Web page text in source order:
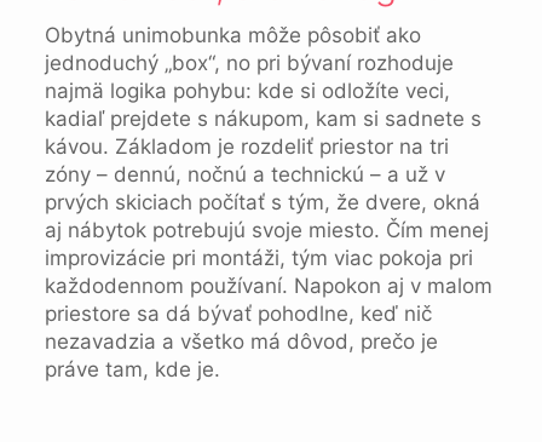
Obytná unimobunka môže pôsobiť ako
jednoduchý „box“, no pri bývaní rozhoduje
najmä logika pohybu: kde si odložíte veci,
kadiaľ prejdete s nákupom, kam si sadnete s
kávou. Základom je rozdeliť priestor na tri
zóny – dennú, nočnú a technickú – a už v
prvých skiciach počítať s tým, že dvere, okná
aj nábytok potrebujú svoje miesto. Čím menej
improvizácie pri montáži, tým viac pokoja pri
každodennom používaní. Napokon aj v malom
priestore sa dá bývať pohodlne, keď nič
nezavadzia a všetko má dôvod, prečo je
práve tam, kde je.